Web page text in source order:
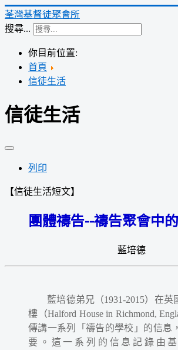
荃灣基督徒聚會所
搜尋...
你目前位置:
首頁
信徒生活
信徒生活
列印
【信徒生活短文】
團體禱告--禱告聚會中
藍培德
藍培德弟兄（1931-2015）在英
樓（Halford House in Richmond,
傳講一系列「禱告的學校」的信息
要。這一系列的信息記錄由